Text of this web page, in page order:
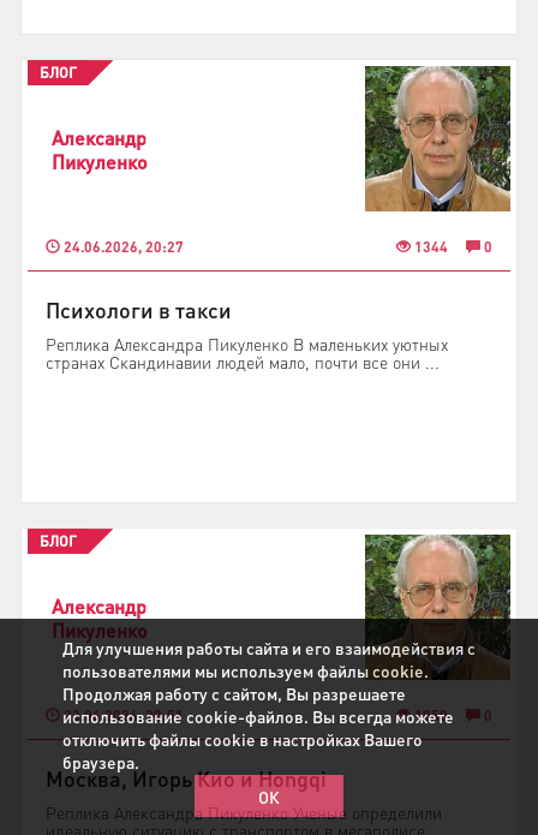
Александр
Пикуленко
24.06.2026, 20:27 1344 0
БЛОГ
Психологи в такси
Реплика Александра Пикуленко В маленьких уютных
странах Скандинавии людей мало, почти все они ...
Александр
Пикуленко
23.06.2026, 20:51 1050 0
БЛОГ
Москва, Игорь Кио и Hongqi
Реплика Александра Пикуленко Ученые определили
идеальную ситуацию с транспортом в мегаполисе. ...
Для улучшения работы сайта и его взаимодействия с
пользователями мы используем файлы cookie.
Продолжая работу с сайтом, Вы разрешаете
использование cookie-файлов. Вы всегда можете
отключить файлы cookie в настройках Вашего
браузера.
ОК